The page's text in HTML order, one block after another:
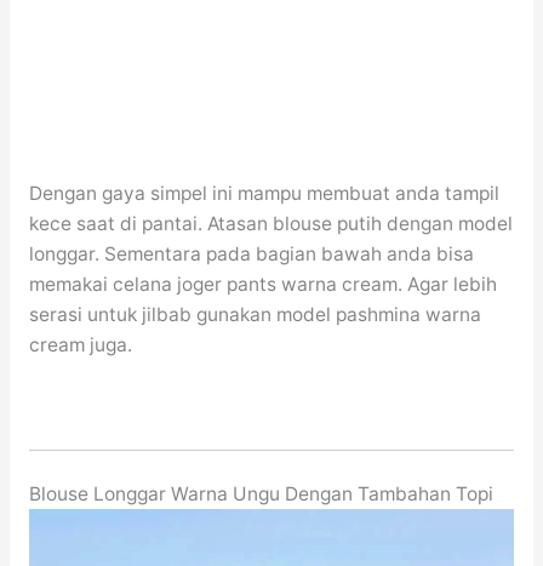
Dengan gaya simpel ini mampu membuat anda tampil
kece saat di pantai. Atasan blouse putih dengan model
longgar. Sementara pada bagian bawah anda bisa
memakai celana joger pants warna cream. Agar lebih
serasi untuk jilbab gunakan model pashmina warna
cream juga.
Blouse Longgar Warna Ungu Dengan Tambahan Topi